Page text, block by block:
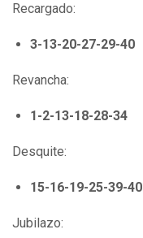
Recargado:
3-13-20-27-29-40
Revancha:
1-2-13-18-28-34
Desquite:
15-16-19-25-39-40
Jubilazo: